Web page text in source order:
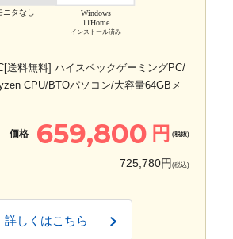
ニタなし
Windows
11Home
インストール済み
送料無料] ハイスペックゲーミングPC/
CPU/BTOパソコン/大容量64GBメ
価格 659,800 円 (税抜)
725,780円 (税込)
詳しくはこちら